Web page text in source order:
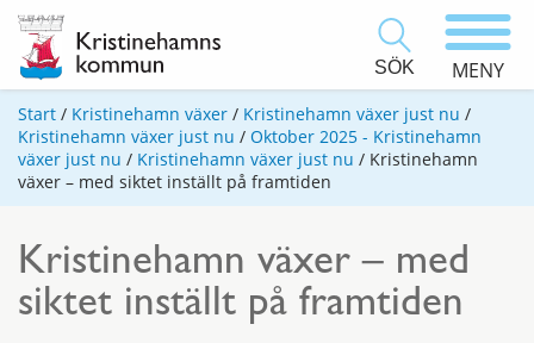
SÖK MENY
Start / Kristinehamn växer / Kristinehamn växer just nu /
Kristinehamn växer just nu / Oktober 2025 - Kristinehamn
växer just nu / Kristinehamn växer just nu / Kristinehamn
växer – med siktet inställt på framtiden
Kristinehamn växer – med
siktet inställt på framtiden